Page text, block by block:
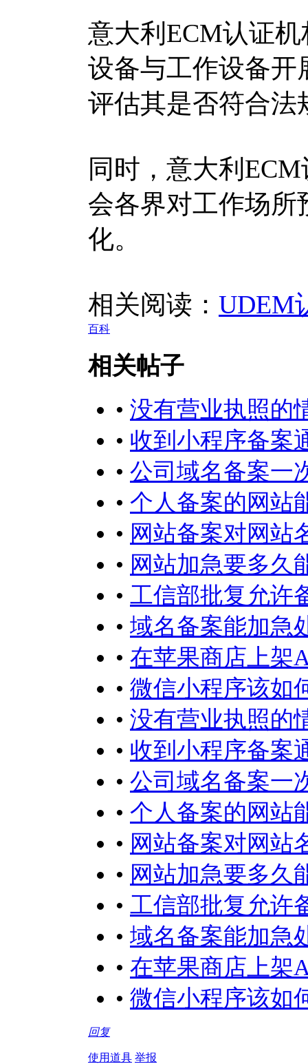
意大利ECM认证
设备与工作设备开
评估其是否符合法
同时，意大利
会各界对工作场所
化。
相关阅读： UDEM
百科
相关帖子
• 没有营业执照的
• 收到小程序备案
• 公司域名备案一
• 个人备案的网站
• 网站备案对网站
• 网站加急要多久
• 工信部批复允许
• 域名备案能加急
• 在苹果商店上架
• 微信小程序该如
• 没有营业执照的
• 收到小程序备案
• 公司域名备案一
• 个人备案的网站
• 网站备案对网站
• 网站加急要多久
• 工信部批复允许
• 域名备案能加急
• 在苹果商店上架
• 微信小程序该如
回复
使用道具 举报